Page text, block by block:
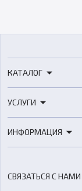
КАТАЛОГ
3D-сканеры
Расходные
Оборудование и
Аксессуары и
УСЛУГИ
3D-моделирование
ИНФОРМАЦИЯ
СВЯЗАТЬСЯ С НАМИ